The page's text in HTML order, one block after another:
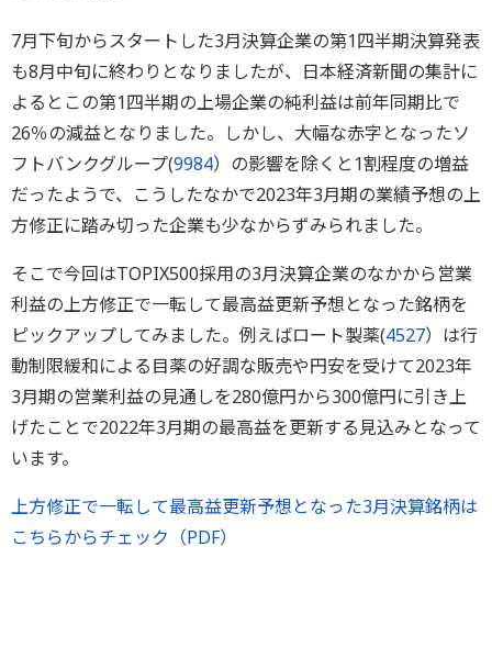
7月下旬からスタートした3月決算企業の第1四半期決算発表
も8月中旬に終わりとなりましたが、日本経済新聞の集計に
よるとこの第1四半期の上場企業の純利益は前年同期比で
26％の減益となりました。しかし、大幅な赤字となったソ
フトバンクグループ(9984）の影響を除くと1割程度の増益
だったようで、こうしたなかで2023年3月期の業績予想の上
方修正に踏み切った企業も少なからずみられました。
そこで今回はTOPIX500採用の3月決算企業のなかから営業
利益の上方修正で一転して最高益更新予想となった銘柄を
ピックアップしてみました。例えばロート製薬(4527）は行
動制限緩和による目薬の好調な販売や円安を受けて2023年
3月期の営業利益の見通しを280億円から300億円に引き上
げたことで2022年3月期の最高益を更新する見込みとなって
います。
上方修正で一転して最高益更新予想となった3月決算銘柄は
こちらからチェック（PDF）